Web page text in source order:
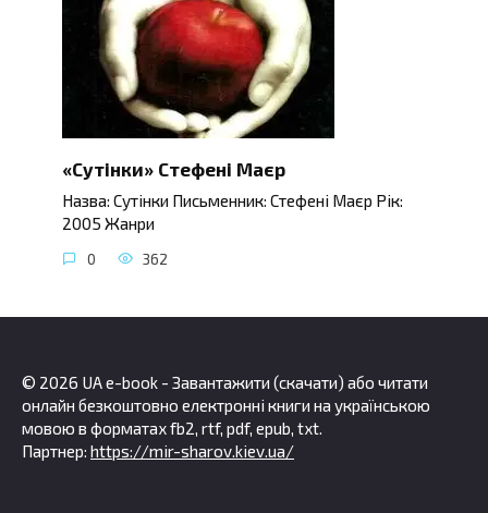
«Сутінки» Стефені Маєр
Назва: Сутінки Письменник: Стефені Маєр Рік:
2005 Жанри
0 362
© 2026 UA e-book - Завантажити (скачати) або читати
онлайн безкоштовно електронні книги на українською
мовою в форматах fb2, rtf, pdf, epub, txt.
Партнер: https://mir-sharov.kiev.ua/